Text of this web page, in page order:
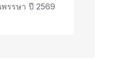
รรษา ปี 2569